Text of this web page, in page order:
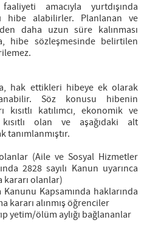
amacıyla yurtdışında
hibe alabilirler. Planlanan ve
daha uzun süre kalınması
hibe sözleşmesinde belirtilen
hak ettikleri hibeye ek olarak
Söz konusu hibenin
katılımcı, ekonomik ve
olan ve aşağıdaki alt
(Aile ve Sosyal Hizmetler
2828 sayılı Kanun uyarınca
kararı olanlar)
Kanunu Kapsamında haklarında
kararı alınmış öğrenciler
yetim/ölüm aylığı bağlananlar